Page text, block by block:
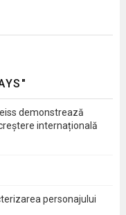
demonstrează
internațională
personajului